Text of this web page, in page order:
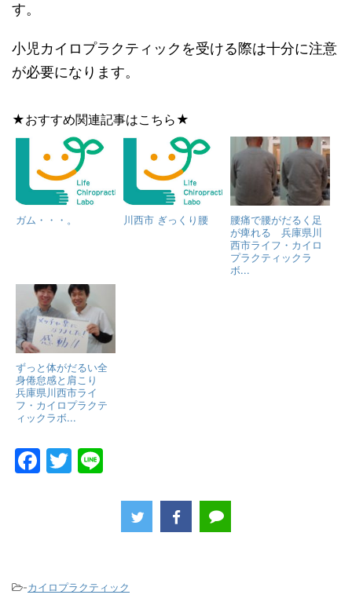
す。
小児カイロプラクティックを受ける際は十分に注意
が必要になります。
★おすすめ関連記事はこちら★
ガム・・・。 川西市 ぎっくり腰
腰痛で腰がだるく足
が痺れる 兵庫県川
西市ライフ・カイロ
プラクティックラ
ボ...
ずっと体がだるい全
身倦怠感と肩こり
兵庫県川西市ライ
フ・カイロプラクテ
ィックラボ...
F
o
T
-カイロプラクティック